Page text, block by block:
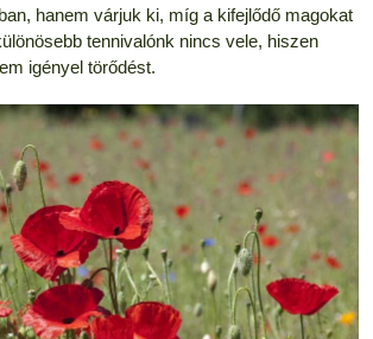
hanem várjuk ki, míg a kifejlődő magokat
tennivalónk nincs vele, hiszen
igényel törődést.